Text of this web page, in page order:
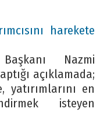
harekete
Nazmi
açıklamada;
yatırımlarını en
isteyen